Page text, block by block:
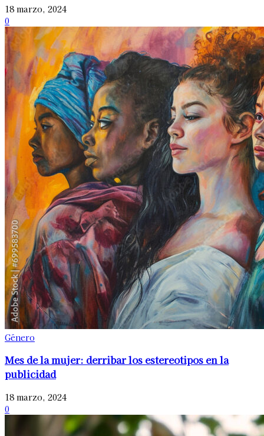
18 marzo, 2024
0
Género
Mes de la mujer: derribar los estereotipos en la
publicidad
18 marzo, 2024
0